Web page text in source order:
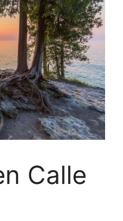
Calle